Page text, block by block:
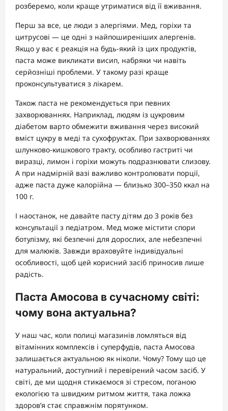
розберемо, коли краще утриматися від її вживання.
Перш за все, це люди з алергіями. Мед, горіхи та
цитрусові — це одні з найпоширеніших алергенів.
Якщо у вас є реакція на будь-який із цих продуктів,
паста може викликати висип, набряки чи навіть
серйозніші проблеми. У такому разі краще
проконсультуватися з лікарем.
Також паста не рекомендується при певних
захворюваннях. Наприклад, людям із цукровим
діабетом варто обмежити вживання через високий
вміст цукру в меді та сухофруктах. При захворюваннях
шлунково-кишкового тракту, особливо гастриті чи
виразці, лимон і горіхи можуть подразнювати слизову.
А при надмірній вазі важливо контролювати порції,
адже паста дуже калорійна — близько 300–350 ккал на
100 г.
І наостанок, не давайте пасту дітям до 3 років без
консультації з педіатром. Мед може містити спори
ботулізму, які безпечні для дорослих, але небезпечні
для малюків. Завжди враховуйте індивідуальні
особливості, щоб цей корисний засіб приносив лише
радість.
Паста Амосова в сучасному світі:
чому вона актуальна?
У наш час, коли полиці магазинів ломляться від
вітамінних комплексів і суперфудів, паста Амосова
залишається актуальною як ніколи. Чому? Тому що це
натуральний, доступний і перевірений часом засіб. У
світі, де ми щодня стикаємося зі стресом, поганою
екологією та швидким ритмом життя, така ложка
здоров’я стає справжнім порятунком.